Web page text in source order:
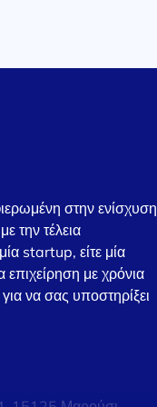
στην ενίσχυση
την τέλεια
startup, είτε μία
επιχείρηση με χρόνια
να σας υποστηρίξει